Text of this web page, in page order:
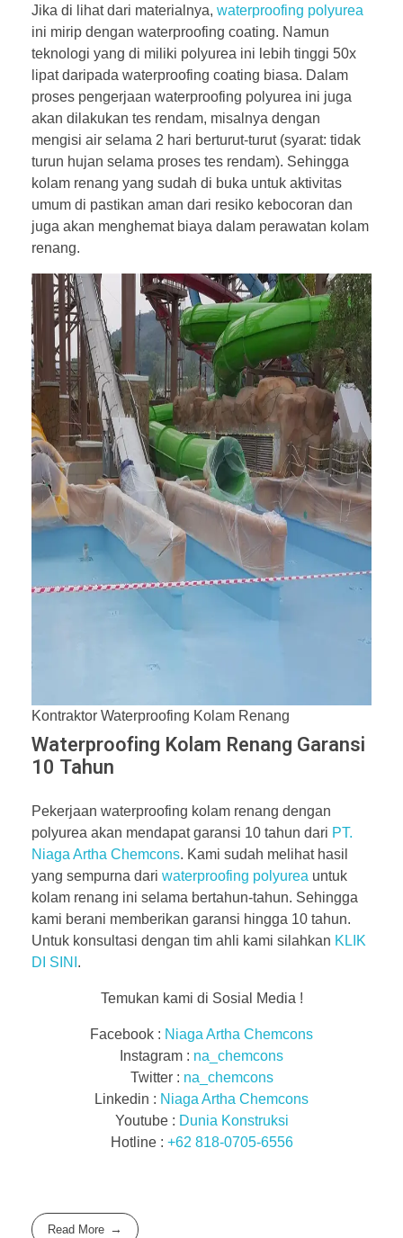
Jika di lihat dari materialnya, waterproofing polyurea
ini mirip dengan waterproofing coating. Namun
teknologi yang di miliki polyurea ini lebih tinggi 50x
lipat daripada waterproofing coating biasa. Dalam
proses pengerjaan waterproofing polyurea ini juga
akan dilakukan tes rendam, misalnya dengan
mengisi air selama 2 hari berturut-turut (syarat: tidak
turun hujan selama proses tes rendam). Sehingga
kolam renang yang sudah di buka untuk aktivitas
umum di pastikan aman dari resiko kebocoran dan
juga akan menghemat biaya dalam perawatan kolam
renang.
Kontraktor Waterproofing Kolam Renang
Waterproofing Kolam Renang Garansi
10 Tahun
Pekerjaan waterproofing kolam renang dengan
polyurea akan mendapat garansi 10 tahun dari PT.
Niaga Artha Chemcons. Kami sudah melihat hasil
yang sempurna dari waterproofing polyurea untuk
kolam renang ini selama bertahun-tahun. Sehingga
kami berani memberikan garansi hingga 10 tahun.
Untuk konsultasi dengan tim ahli kami silahkan KLIK
DI SINI .
Temukan kami di Sosial Media !
Facebook : Niaga Artha Chemcons
Instagram : na_chemcons
Twitter : na_chemcons
Linkedin : Niaga Artha Chemcons
Youtube : Dunia Konstruksi
Hotline : +62 818-0705-6556
Read More